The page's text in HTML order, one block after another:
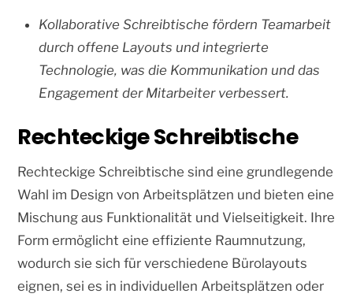
Kollaborative Schreibtische fördern Teamarbeit
durch offene Layouts und integrierte
Technologie, was die Kommunikation und das
Engagement der Mitarbeiter verbessert.
Rechteckige Schreibtische
Rechteckige Schreibtische sind eine grundlegende
Wahl im Design von Arbeitsplätzen und bieten eine
Mischung aus Funktionalität und Vielseitigkeit. Ihre
Form ermöglicht eine effiziente Raumnutzung,
wodurch sie sich für verschiedene Bürolayouts
eignen, sei es in individuellen Arbeitsplätzen oder